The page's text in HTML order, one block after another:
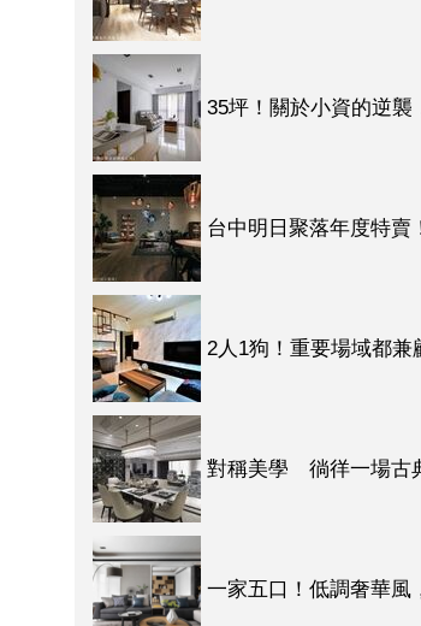
35坪！關於小資的逆
台中明日聚落年度特賣
2人1狗！重要場域都
對稱美學 徜徉一場古
一家五口！低調奢華風